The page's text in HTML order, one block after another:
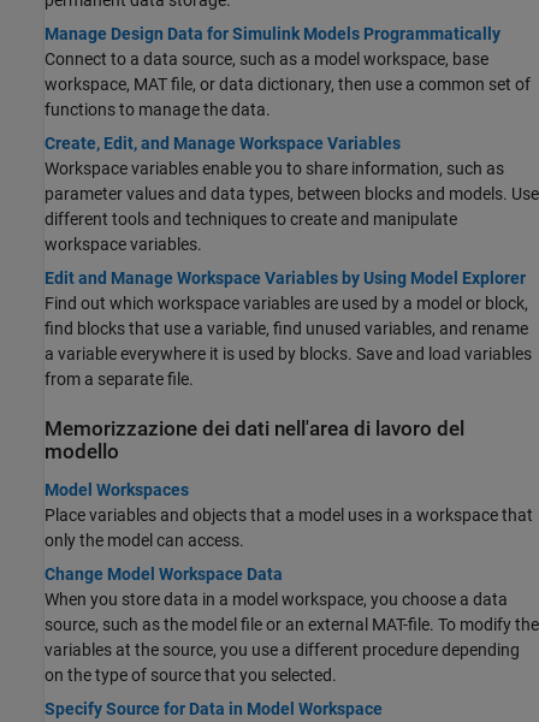
Manage Design Data for Simulink Models Programmatically
Connect to a data source, such as a model workspace, base
workspace, MAT file, or data dictionary, then use a common set of
functions to manage the data.
Create, Edit, and Manage Workspace Variables
Workspace variables enable you to share information, such as
parameter values and data types, between blocks and models. Use
different tools and techniques to create and manipulate
workspace variables.
Edit and Manage Workspace Variables by Using Model Explorer
Find out which workspace variables are used by a model or block,
find blocks that use a variable, find unused variables, and rename
a variable everywhere it is used by blocks. Save and load variables
from a separate file.
Memorizzazione dei dati nell'area di lavoro del
modello
Model Workspaces
Place variables and objects that a model uses in a workspace that
only the model can access.
Change Model Workspace Data
When you store data in a model workspace, you choose a data
source, such as the model file or an external MAT-file. To modify the
variables at the source, you use a different procedure depending
on the type of source that you selected.
Specify Source for Data in Model Workspace